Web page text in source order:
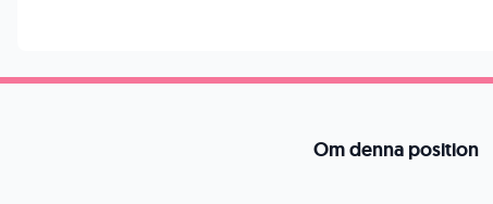
Om denna position